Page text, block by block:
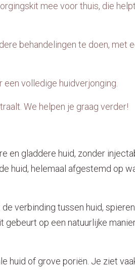
mee voor thuis, die
behandelingen te doen, met
volledige huidverjonging.
We helpen je graag verder!
en gladdere huid, zonder
huid, helemaal afgestemd op
verbinding tussen huid,
op een natuurlijke
huid of grove poriën. Je ziet